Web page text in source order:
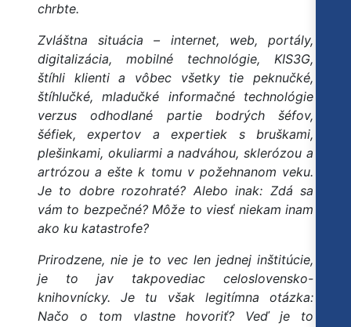
chrbte.
Zvláštna situácia – internet, web, portály,
digitalizácia, mobilné technológie, KIS3G,
štíhli klienti a vôbec všetky tie peknučké,
štíhlučké, mladučké informačné technológie
verzus odhodlané partie bodrých šéfov,
šéfiek, expertov a expertiek s bruškami,
plešinkami, okuliarmi a nadváhou, sklerózou a
artrózou a ešte k tomu v požehnanom veku.
Je to dobre rozohraté? Alebo inak: Zdá sa
vám to bezpečné? Môže to viesť niekam inam
ako ku katastrofe?
Prirodzene, nie je to vec len jednej inštitúcie,
je to jav takpovediac celoslovensko-
knihovnícky. Je tu však legitímna otázka:
Načo o tom vlastne hovoriť? Veď je to